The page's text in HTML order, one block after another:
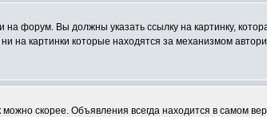
форум. Вы должны указать ссылку на картинку,
на картинки которые находятся за механизмом
скорее. Объявления всегда находится в самом